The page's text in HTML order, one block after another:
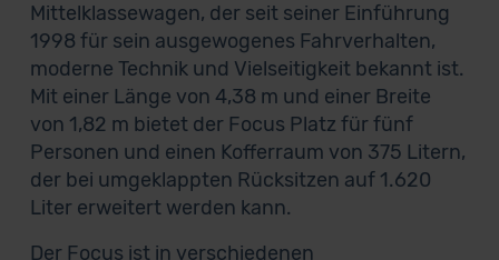
Mittelklassewagen, der seit seiner Einführung
1998 für sein ausgewogenes Fahrverhalten,
moderne Technik und Vielseitigkeit bekannt ist.
Mit einer Länge von 4,38 m und einer Breite
von 1,82 m bietet der Focus Platz für fünf
Personen und einen Kofferraum von 375 Litern,
der bei umgeklappten Rücksitzen auf 1.620
Liter erweitert werden kann.
Der Focus ist in verschiedenen